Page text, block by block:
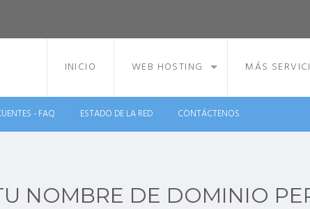
INICIO WEB HOSTING MÁS
- FAQ ESTADO DE LA RED CONTÁCTENOS
NOMBRE DE DOMINIO